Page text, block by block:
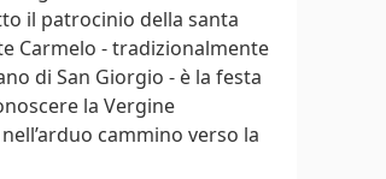
il patrocinio della santa
Carmelo - tradizionalmente
di San Giorgio - è la festa
la Vergine
cammino verso la